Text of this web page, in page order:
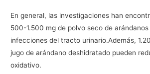
En general, las investigaciones han
500-1.500 mg de polvo seco de
infecciones del tracto urinario.Además,
jugo de arándano deshidratado pueden
oxidativo.